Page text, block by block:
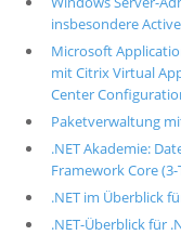
insbesondere
Microsoft
mit Citrix Virtual
Center
Paketverwaltung
.NET Akademie:
Framework Core
.NET im Überblick
.NET-Überblick für